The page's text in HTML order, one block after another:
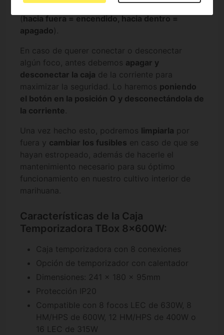
(hacia fuera = encendido, hacia dentro =
apagado).
En caso de querer conectar o desconectar
algún foco, antes debemos apagar y
desconectar la caja de la corriente para
maximizar la seguridad. Lo haremos poniendo
el botón en la posición O y desconectándola de
la corriente.
Una vez hecho esto, podremos limpiarla por
fuera y cambiar los fusibles en caso de que se
hayan estropeado, además de hacerle el
mantenimiento necesario para su óptimo
funcionamiento en nuestro cultivo interior de
marihuana.
Características de la Caja
Temporizadora TBox 8x600W:
Caja temporizadora con 8 conexiones
Opción de temporizador con calentador
Dimensiones: 241 x 180 x 95mm
Protección IP20
Compatible con 8 focos LEC de 630W, 8
HM/HPS de 600W, 12 HM/HPS de 400W o
16 LEC de 315W